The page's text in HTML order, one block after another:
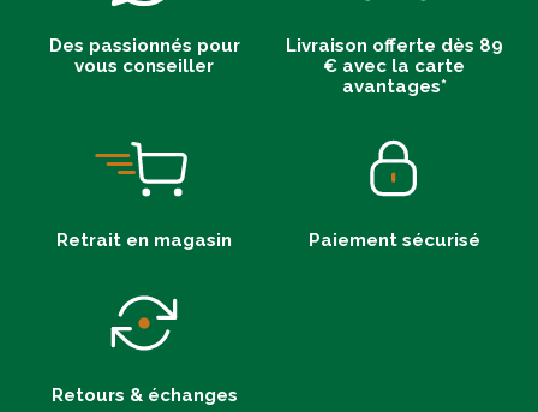
Des passionnés pour
vous conseiller
Livraison offerte dès 89
€ avec la carte
avantages*
Retrait en magasin Paiement sécurisé
Retours & échanges